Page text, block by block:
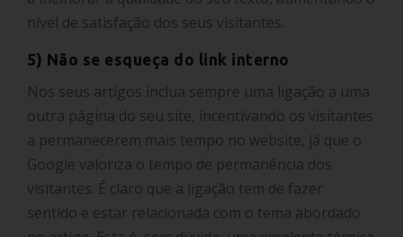
nível de satisfação dos seus visitantes.
5) Não se esqueça do link interno
Nos seus artigos inclua sempre uma ligação a uma
outra página do seu site, incentivando os visitantes
a permanecerem mais tempo no website, já que o
Google valoriza o tempo de permanência dos
visitantes. É claro que a ligação tem de fazer
sentido e estar relacionada com o tema abordado